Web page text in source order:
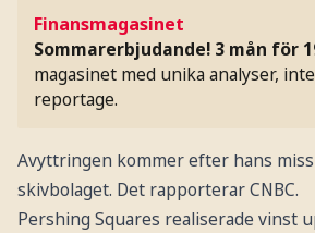
Finansmagasinet
Sommarerbjudande! 3 mån för
magasinet med unika analyser,
reportage.
Avyttringen kommer efter hans
skivbolaget. Det rapporterar CNBC.
Pershing Squares realiserade vinst